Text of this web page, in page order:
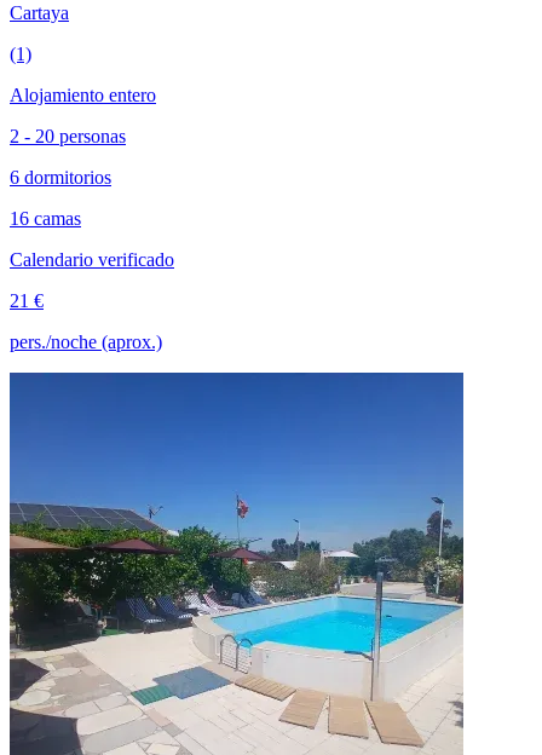
Cartaya
(1)
Alojamiento entero
2 - 20 personas
6 dormitorios
16 camas
Calendario verificado
21 €
pers./noche (aprox.)